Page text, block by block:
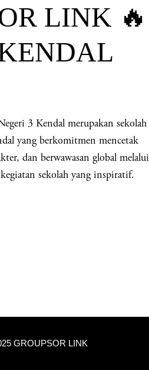
LINK 🔥
3 Kendal merupakan sekolah
yang berkomitmen mencetak
dan berwawasan global melalui
sekolah yang inspiratif.
GROUPSOR LINK